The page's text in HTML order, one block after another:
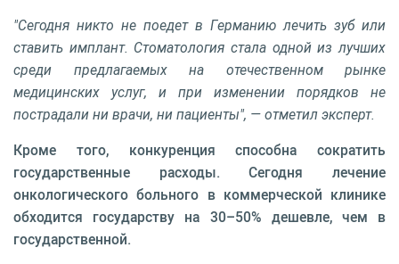
"Сегодня никто не поедет в Германию лечить зуб или
ставить имплант. Стоматология стала одной из лучших
среди предлагаемых на отечественном рынке
медицинских услуг, и при изменении порядков не
пострадали ни врачи, ни пациенты", — отметил эксперт.
Кроме того, конкуренция способна сократить
государственные расходы. Сегодня лечение
онкологического больного в коммерческой клинике
обходится государству на 30–50% дешевле, чем в
государственной.